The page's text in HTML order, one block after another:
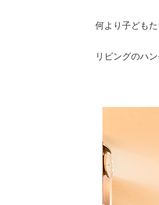
何より子ども
リビングのハ